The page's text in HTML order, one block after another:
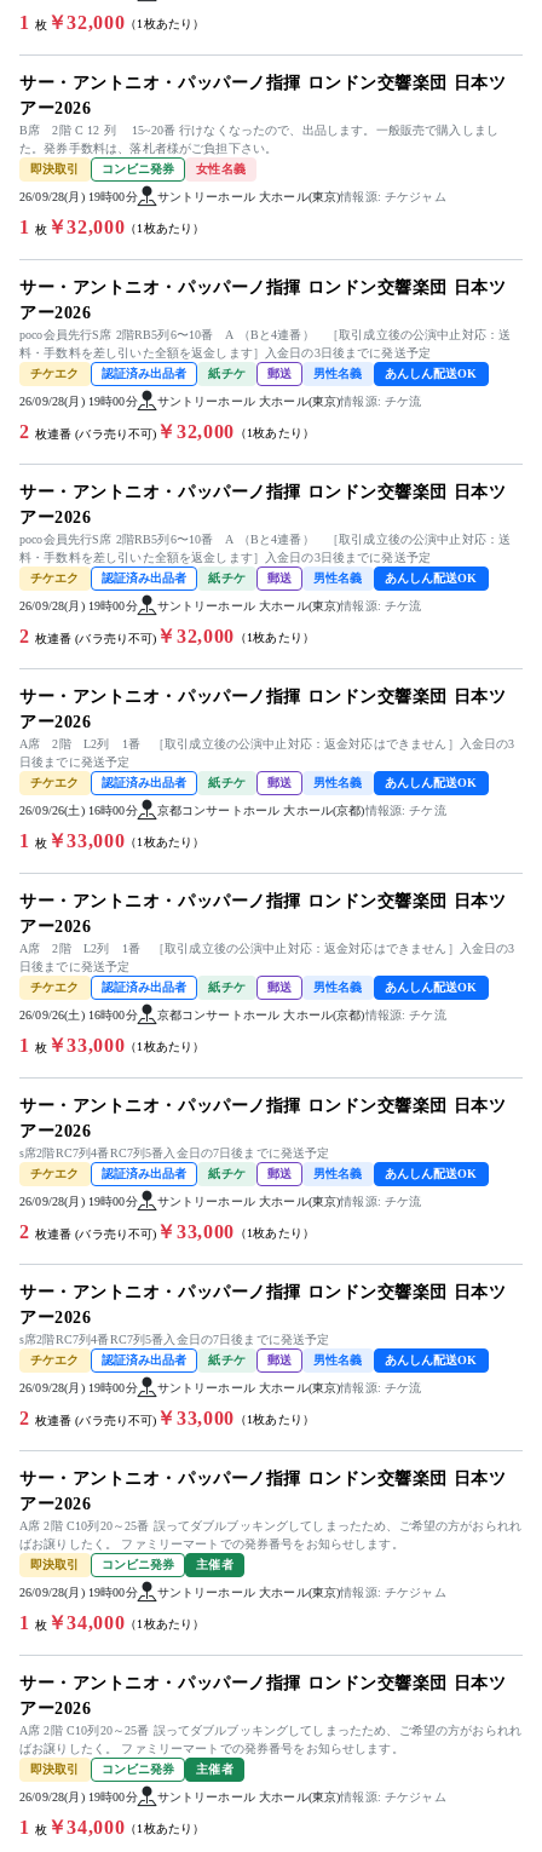
1 枚￥32,000 （1枚あたり）
サー・アントニオ・パッパーノ指揮 ロンドン交響楽団 日本ツ
アー2026
B席 2階 C 12 列 15~20番 行けなくなったので、出品します。一般販売で購入しまし
た。発券手数料は、落札者様がご負担下さい。
即決取引
コンビニ発券 女性名義
26/09/28(月) 19時00分 サントリーホール 大ホール(東京)情報源: チケジャム
1 枚￥32,000 （1枚あたり）
サー・アントニオ・パッパーノ指揮 ロンドン交響楽団 日本ツ
アー2026
poco会員先行S席 2階RB5列6〜10番 A （Bと4連番） ［取引成立後の公演中止対応：送
料・手数料を差し引いた全額を返金します］入金日の3日後までに発送予定
チケエク
認証済み出品者 紙チケ 郵送 男性名義 あんしん配送OK
26/09/28(月) 19時00分 サントリーホール 大ホール(東京)情報源: チケ流
2 枚連番 (バラ売り不可) ￥32,000 （1枚あたり）
サー・アントニオ・パッパーノ指揮 ロンドン交響楽団 日本ツ
アー2026
poco会員先行S席 2階RB5列6〜10番 A （Bと4連番） ［取引成立後の公演中止対応：送
料・手数料を差し引いた全額を返金します］入金日の3日後までに発送予定
チケエク
認証済み出品者 紙チケ 郵送 男性名義 あんしん配送OK
26/09/28(月) 19時00分 サントリーホール 大ホール(東京)情報源: チケ流
2 枚連番 (バラ売り不可) ￥32,000 （1枚あたり）
サー・アントニオ・パッパーノ指揮 ロンドン交響楽団 日本ツ
アー2026
A席 2階 L2列 1番 ［取引成立後の公演中止対応：返金対応はできません］入金日の3
日後までに発送予定
チケエク
認証済み出品者 紙チケ 郵送 男性名義 あんしん配送OK
26/09/26(土) 16時00分 京都コンサートホール 大ホール(京都)情報源: チケ流
1 枚￥33,000 （1枚あたり）
サー・アントニオ・パッパーノ指揮 ロンドン交響楽団 日本ツ
アー2026
A席 2階 L2列 1番 ［取引成立後の公演中止対応：返金対応はできません］入金日の3
日後までに発送予定
チケエク
認証済み出品者 紙チケ 郵送 男性名義 あんしん配送OK
26/09/26(土) 16時00分 京都コンサートホール 大ホール(京都)情報源: チケ流
1 枚￥33,000 （1枚あたり）
サー・アントニオ・パッパーノ指揮 ロンドン交響楽団 日本ツ
アー2026
s席2階RC7列4番RC7列5番入金日の7日後までに発送予定
チケエク
認証済み出品者 紙チケ 郵送 男性名義 あんしん配送OK
26/09/28(月) 19時00分 サントリーホール 大ホール(東京)情報源: チケ流
2 枚連番 (バラ売り不可) ￥33,000 （1枚あたり）
サー・アントニオ・パッパーノ指揮 ロンドン交響楽団 日本ツ
アー2026
s席2階RC7列4番RC7列5番入金日の7日後までに発送予定
チケエク
認証済み出品者 紙チケ 郵送 男性名義 あんしん配送OK
26/09/28(月) 19時00分 サントリーホール 大ホール(東京)情報源: チケ流
2 枚連番 (バラ売り不可) ￥33,000 （1枚あたり）
サー・アントニオ・パッパーノ指揮 ロンドン交響楽団 日本ツ
アー2026
A席 2階 C10列20～25番 誤ってダブルブッキングしてしまったため、ご希望の方がおられれ
ばお譲りしたく。 ファミリーマートでの発券番号をお知らせします。
即決取引
コンビニ発券 主催者
26/09/28(月) 19時00分 サントリーホール 大ホール(東京)情報源: チケジャム
1 枚￥34,000 （1枚あたり）
サー・アントニオ・パッパーノ指揮 ロンドン交響楽団 日本ツ
アー2026
A席 2階 C10列20～25番 誤ってダブルブッキングしてしまったため、ご希望の方がおられれ
ばお譲りしたく。 ファミリーマートでの発券番号をお知らせします。
即決取引
コンビニ発券 主催者
26/09/28(月) 19時00分 サントリーホール 大ホール(東京)情報源: チケジャム
1 枚￥34,000 （1枚あたり）